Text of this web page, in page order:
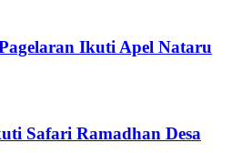
Ikuti Apel Nataru
Safari Ramadhan Desa